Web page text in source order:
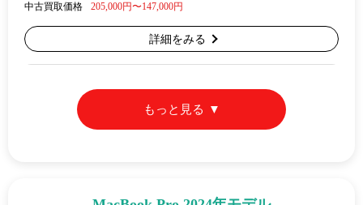
中古買取価格 205,000円〜147,000円
詳細をみる
もっと見る